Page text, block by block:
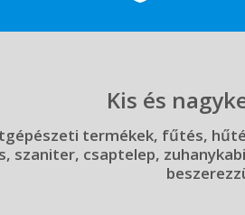
Kis és
termékek, fűtés,
szaniter, csaptelep,